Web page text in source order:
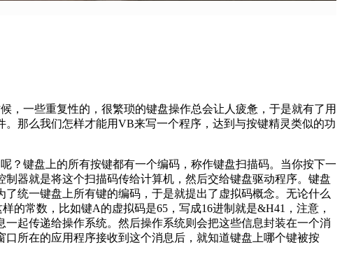
一些重复性的，很繁琐的键盘操作总会让人疲惫，于是就有了用
那么我们怎样才能用VB来写一个程序，达到与按键精灵类似的功
键盘上的所有按键都有一个编码，称作键盘扫描码。当你按下一
器就是将这个扫描码传给计算机，然后交给键盘驱动程序。键盘
统一键盘上所有键的编码，于是就提出了虚拟码概念。无论什么
常数，比如键A的虚拟码是65，写成16进制就是&H41，注意，
起传递给操作系统。然后操作系统则会把这些信息封装在一个消
所在的应用程序接收到这个消息后，就知道键盘上哪个键被按